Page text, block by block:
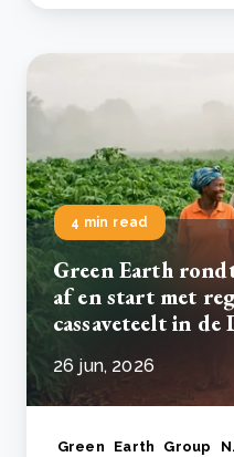
4 min read
Green Earth
af en start met
cassaveteelt in de
26 jun, 2026
Green Earth Group